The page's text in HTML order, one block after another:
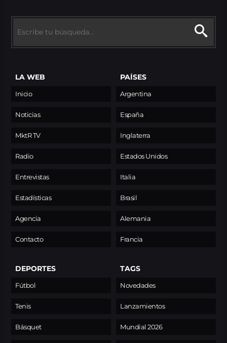
LA WEB
Inicio
Noticias
MktR TV
Radio
Entrevistas
Estadísticas
Agencia
Contacto
PAÍSES
Argentina
España
Inglaterra
Estados Unidos
Italia
Brasil
Alemania
Francia
DEPORTES
Fútbol
Tenis
Básquet
TAGS
Novedades
Lanzamientos
Mundial 2026